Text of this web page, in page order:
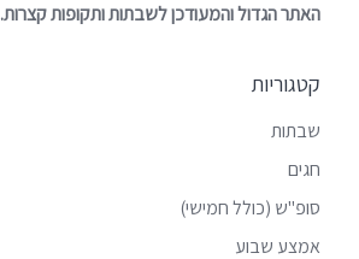
האתר הגדול והמעודכן לשבתות ותקופות קצרות.
קטגוריות
שבתות
חגים
סופ"ש (כולל חמישי)
אמצע שבוע